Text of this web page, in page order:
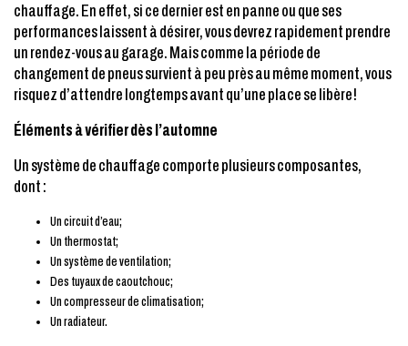
chauffage. En effet, si ce dernier est en panne ou que ses
performances laissent à désirer, vous devrez rapidement prendre
un rendez-vous au garage. Mais comme la période de
changement de pneus survient à peu près au même moment, vous
risquez d’attendre longtemps avant qu’une place se libère!
Éléments à vérifier dès l’automne
Un système de chauffage comporte plusieurs composantes,
dont :
Un circuit d’eau;
Un thermostat;
Un système de ventilation;
Des tuyaux de caoutchouc;
Un compresseur de climatisation;
Un radiateur.